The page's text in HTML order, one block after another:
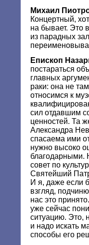
Михаил
Концертный,
на бывает. Это
из парадных
Епископ
постараться
главных
раки: она не
относимся к
сил отдавшим
ценностей. Та
Александра
спасаема ими
нужно высоко
благодарными.
совет по
Святейший
И я, даже если
взгляд,
нас это
уже сейчас
ситуацию. Это,
и надо искать
способы его